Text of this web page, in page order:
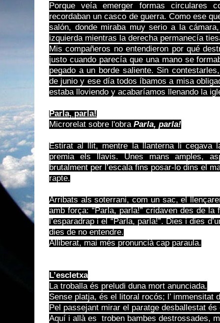
Porque veía emerger formas circulares
recordaban un casco de guerra. Como ese
salón, donde miraba muy serio a la
izquierda mientras la derecha permanecía
Mis compañeros no entendieron por qué
justo cuando parecía que una mano se
pegado a un borde saliente. Sin
de junio y ese día todos íbamos a misa
estaba lloviendo y acabaríamos llenando la
Parla, parla!
Microrelat sobre l'obra Parla, parla!
Estirat al llit, mentre la llanterna li cegava
premia els llavis. Unes mans amples,
brutalment per l’escala fins posar-lo dins el
rapte.
Arribats als soterrani, com un sac, el
amb força: “Parla, parla!” cridaven des de
l’esparadrap i el “Parla, parla!”. Dies i dies
dies de no entendre.
Alliberat, mai més pronuncià cap paraula.
L’escletxa
La troballa és preludi duna mort anunciada.
Sense platja, és el litoral rocós; l’ immensitat
Pel passejant mirar el paratge desballestat és
Aquí i allà es troben bambes destrossades,